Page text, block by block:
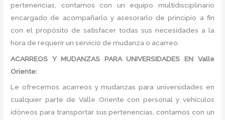
pertenencias, contamos con un equipo multidisciplinario
encargado de acompañarlo y asesorarlo de principio a fin
con el propósito de satisfacer todas sus necesidades a la
hora de requerir un servicio de mudanza o acarreo.
ACARREOS Y MUDANZAS PARA UNIVERSIDADES EN Valle
Oriente:
Le ofrecemos acarreos y mudanzas para universidades en
cualquier parte de Valle Oriente con personal y vehículos
idóneos para transportar sus pertenencias, contamos con un